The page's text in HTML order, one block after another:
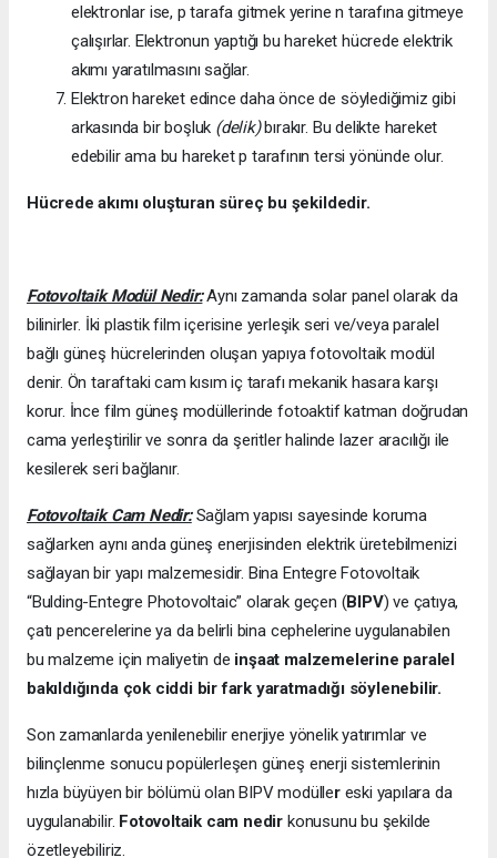
elektronlar ise, p tarafa gitmek yerine n tarafına gitmeye
çalışırlar. Elektronun yaptığı bu hareket hücrede elektrik
akımı yaratılmasını sağlar.
Elektron hareket edince daha önce de söylediğimiz gibi
arkasında bir boşluk (delik)bırakır. Bu delikte hareket
edebilir ama bu hareket p tarafının tersi yönünde olur.
Hücrede akımı oluşturan süreç bu şekildedir.
Fotovoltaik Modül Nedir:Aynı zamanda solar panel olarak da
bilinirler. İki plastik film içerisine yerleşik seri ve/veya paralel
bağlı güneş hücrelerinden oluşan yapıya fotovoltaik modül
denir. Ön taraftaki cam kısım iç tarafı mekanik hasara karşı
korur. İnce film güneş modüllerinde fotoaktif katman doğrudan
cama yerleştirilir ve sonra da şeritler halinde lazer aracılığı ile
kesilerek seri bağlanır.
Fotovoltaik Cam Nedir:Sağlam yapısı sayesinde koruma
sağlarken aynı anda güneş enerjisinden elektrik üretebilmenizi
sağlayan bir yapı malzemesidir. Bina Entegre Fotovoltaik
“Bulding-Entegre Photovoltaic” olarak geçen (BIPV) ve çatıya,
çatı pencerelerine ya da belirli bina cephelerine uygulanabilen
bu malzeme için maliyetin de inşaat malzemelerine paralel
bakıldığında çok ciddi bir fark yaratmadığı söylenebilir.
Son zamanlarda yenilenebilir enerjiye yönelik yatırımlar ve
bilinçlenme sonucu popülerleşen güneş enerji sistemlerinin
hızla büyüyen bir bölümü olan BIPV modüller eski yapılara da
uygulanabilir. Fotovoltaik cam nedir konusunu bu şekilde
özetleyebiliriz.